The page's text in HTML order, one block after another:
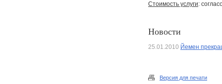
Стоимость услуги:
Новости
25.01.2010 Йемен
Версия для печати